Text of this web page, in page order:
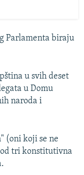
Parlamenta biraju
u svih deset
u Domu
naroda i
(oni koji se ne
tri konstitutivna